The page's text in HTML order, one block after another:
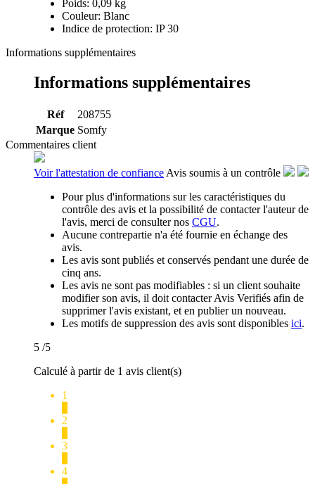
Poids: 0,09 kg
Couleur: Blanc
Indice de protection: IP 30
Informations supplémentaires
Informations supplémentaires
Réf
208755
Marque Somfy
Commentaires client
Voir l'attestation de confiance Avis soumis à un contrôle
Pour plus d'informations sur les caractéristiques du
contrôle des avis et la possibilité de contacter l'auteur de
l'avis, merci de consulter nos CGU.
Aucune contrepartie n'a été fournie en échange des
avis.
Les avis sont publiés et conservés pendant une durée de
cinq ans.
Les avis ne sont pas modifiables : si un client souhaite
modifier son avis, il doit contacter Avis Verifiés afin de
supprimer l'avis existant, et en publier un nouveau.
Les motifs de suppression des avis sont disponibles ici.
5 /5
Calculé à partir de 1 avis client(s)
1
2
3
4